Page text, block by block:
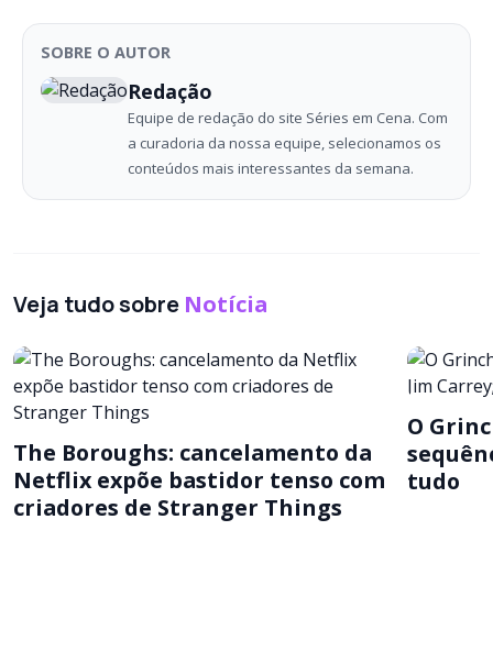
SOBRE O AUTOR
Redação
Equipe de redação do site Séries em Cena. Com
a curadoria da nossa equipe, selecionamos os
conteúdos mais interessantes da semana.
Veja tudo sobre Notícia
The Boroughs: cancelamento da
Netflix expõe bastidor tenso com
criadores de Stranger Things
O
tudo